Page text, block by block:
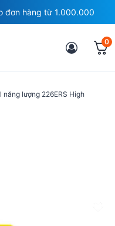
đơn hàng từ 1.000.000
0
năng lượng 226ERS High